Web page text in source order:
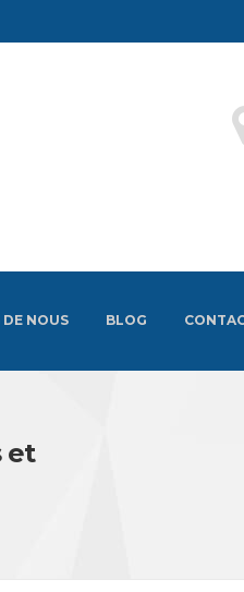
NOUS BLOG
et